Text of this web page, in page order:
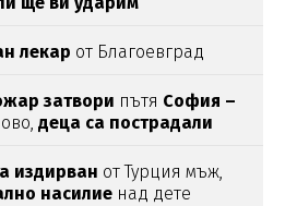
лекар от Благоевград
затвори пътя София –
деца са пострадали
издирван от Турция мъж,
насилие над дете